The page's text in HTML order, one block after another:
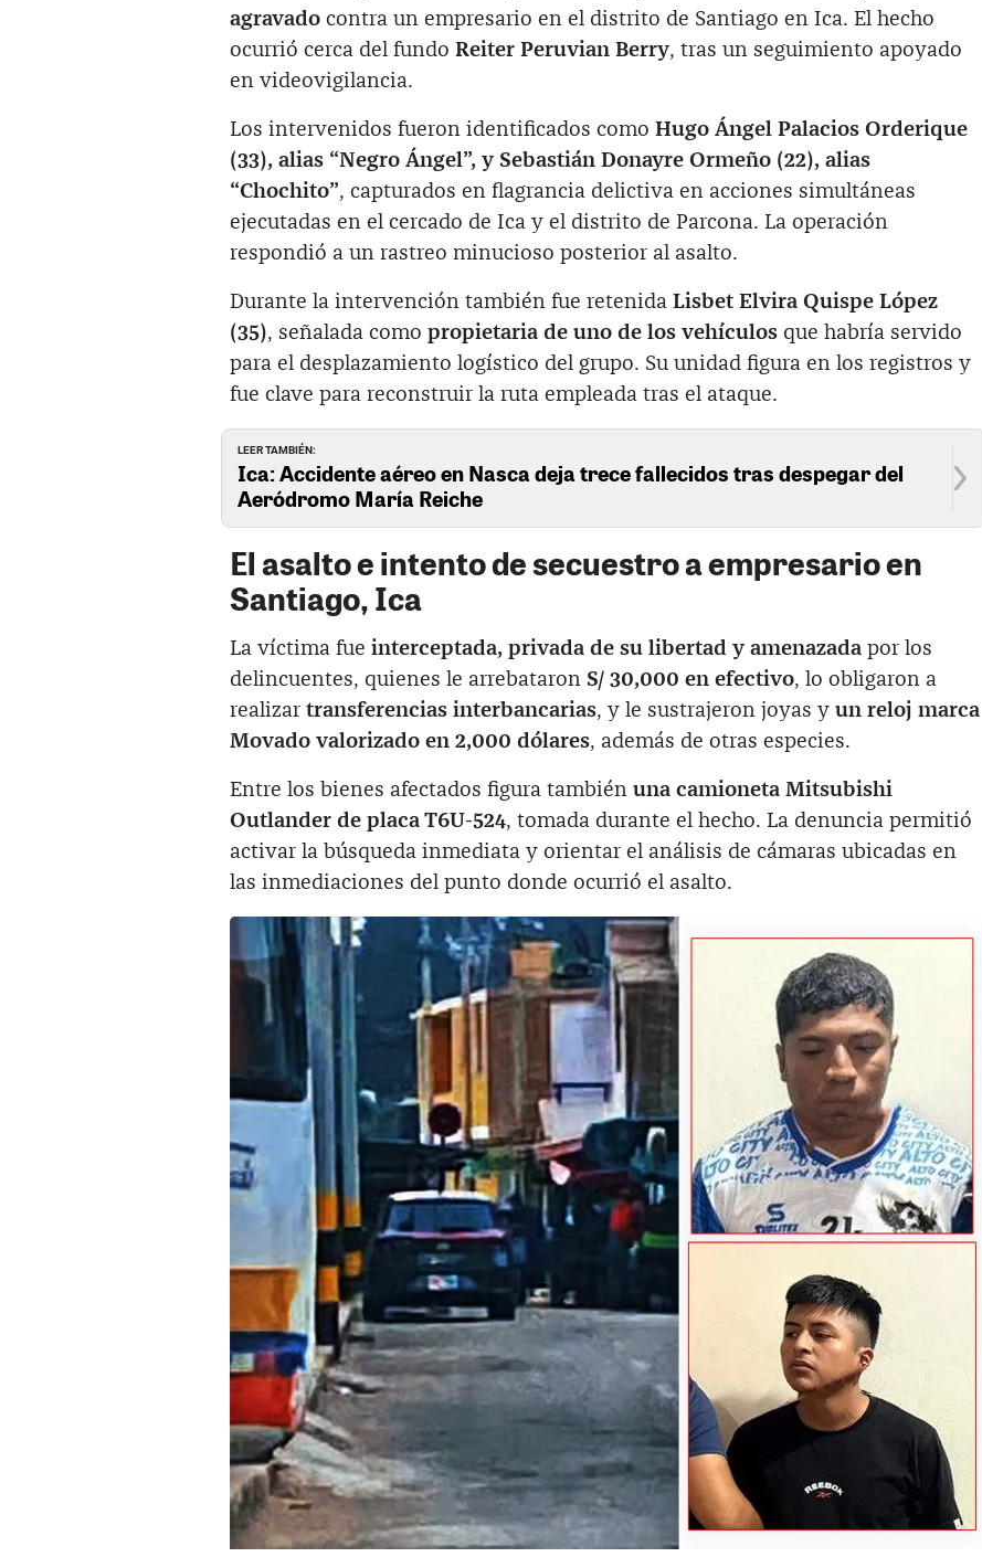
agravado contra un empresario en el distrito de Santiago en Ica. El hecho
ocurrió cerca del fundo Reiter Peruvian Berry, tras un seguimiento apoyado
en videovigilancia.
Los intervenidos fueron identificados como Hugo Ángel Palacios Orderique
(33), alias “Negro Ángel”, y Sebastián Donayre Ormeño (22), alias
“Chochito”, capturados en flagrancia delictiva en acciones simultáneas
ejecutadas en el cercado de Ica y el distrito de Parcona. La operación
respondió a un rastreo minucioso posterior al asalto.
Durante la intervención también fue retenida Lisbet Elvira Quispe López
(35), señalada como propietaria de uno de los vehículos que habría servido
para el desplazamiento logístico del grupo. Su unidad figura en los registros y
fue clave para reconstruir la ruta empleada tras el ataque.
LEER TAMBIÉN:
Ica: Accidente aéreo en Nasca deja trece fallecidos tras despegar del
Aeródromo María Reiche
El asalto e intento de secuestro a empresario en
Santiago, Ica
La víctima fue interceptada, privada de su libertad y amenazada por los
delincuentes, quienes le arrebataron S/ 30,000 en efectivo, lo obligaron a
realizar transferencias interbancarias, y le sustrajeron joyas y un reloj marca
Movado valorizado en 2,000 dólares, además de otras especies.
Entre los bienes afectados figura también una camioneta Mitsubishi
Outlander de placa T6U-524, tomada durante el hecho. La denuncia permitió
activar la búsqueda inmediata y orientar el análisis de cámaras ubicadas en
las inmediaciones del punto donde ocurrió el asalto.